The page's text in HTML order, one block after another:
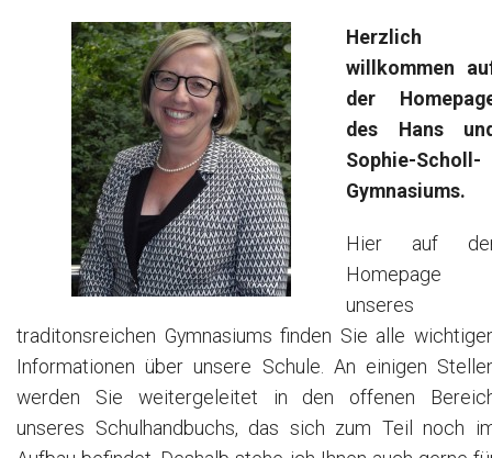
Schulhandbuch
Herzlich
willkommen
der
des Hans
Sophie-Scholl-
Gymnasiums.
Hier auf
Homepage
unseres
traditonsreichen Gymnasiums finden Sie alle
Informationen über unsere Schule. An einigen
werden Sie weitergeleitet in den offenen
unseres Schulhandbuchs, das sich zum Teil noch